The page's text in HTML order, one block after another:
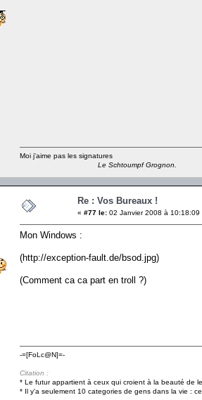
Moi j'aime pas les signatures
Le Schtoumpf Grognon.
Re : Vos Bureaux !
« #77 le: 02 Janvier 2008 à 10:18:09
Mon Windows :
(http://exception-fault.de/bsod.jpg)
(Comment ca ca part en troll ?)
-=[FoLc@N]=-
Citation :
* Le futur appartient à ceux qui croient à la beauté de
* Il y'a seulement 10 categories de gens dans la vie :